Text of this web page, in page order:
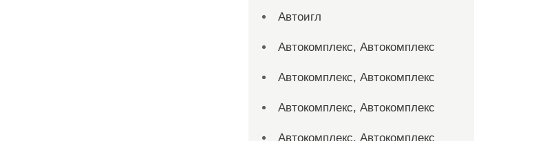
Автоигл
Автокомплекс, Автокомплекс
Автокомплекс, Автокомплекс
Автокомплекс, Автокомплекс
Автокомплекс, Автокомплекс